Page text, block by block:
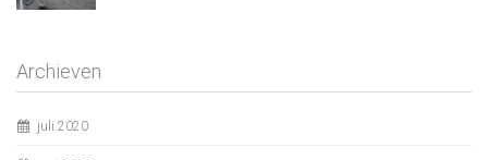
Archieven
juli 2020